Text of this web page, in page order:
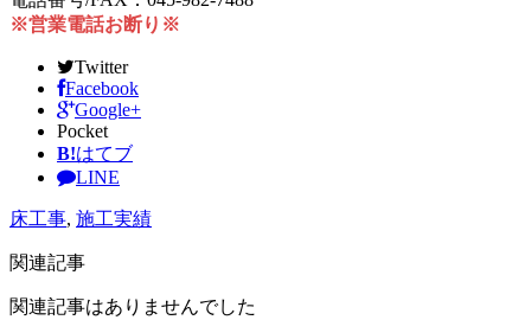
※営業電話お断り※
Twitter
Facebook
Google+
Pocket
B!はてブ
LINE
床工事, 施工実績
関連記事
関連記事はありませんでした